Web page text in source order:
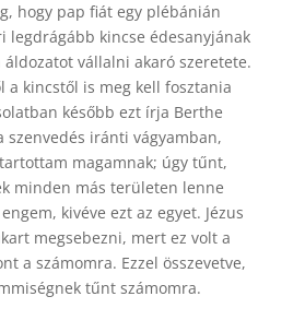
hogy pap fiát egy plébánián
legdrágább kincse édesanyjának
vállalni akaró szeretete.
a kincstől is meg kell fosztania
később ezt írja Berthe
szenvedés iránti vágyamban,
magamnak; úgy tűnt,
minden más területen lenne
kivéve ezt az egyet. Jézus
megsebezni, mert ez volt a
a számomra. Ezzel összevetve,
tűnt számomra.